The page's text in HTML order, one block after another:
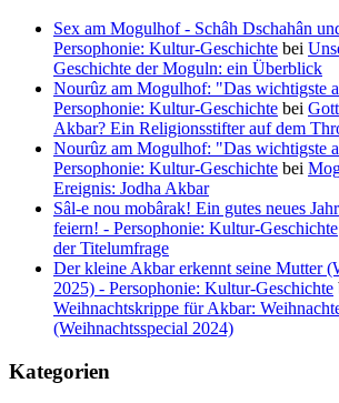
Sex am Mogulhof - Schâh Dschahân
Persophonie: Kultur-Geschichte bei
Geschichte der Moguln: ein Überblick
Nourûz am Mogulhof: "Das wichtigste
Persophonie: Kultur-Geschichte bei
Akbar? Ein Religionsstifter auf dem
Nourûz am Mogulhof: "Das wichtigste
Persophonie: Kultur-Geschichte bei
Ereignis: Jodha Akbar
Sâl-e nou mobârak! Ein gutes neues
feiern! - Persophonie: Kultur-Geschichte
der Titelumfrage
Der kleine Akbar erkennt seine Mutter
2025) - Persophonie: Kultur-Geschichte
Weihnachtskrippe für Akbar:
(Weihnachtsspecial 2024)
Kategorien